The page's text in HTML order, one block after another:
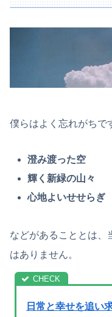
僕らはよく忘れがちで
澄み渡った空
輝く新緑の山々
心地よいせせらぎ
などがあることとは、
はありません。
日常と幸せを追い